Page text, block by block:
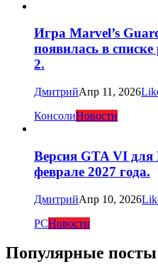
Игра Marvel’s
появилась в
2.
ДмитрийАпр 11, 2026
КонсолиНовости
Версия GTA VI
феврале 2027 года.
ДмитрийАпр 10, 2026
PCНовости
Популярные посты